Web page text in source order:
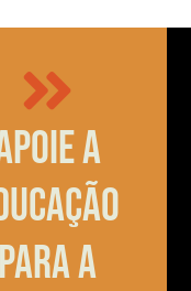
a
para a